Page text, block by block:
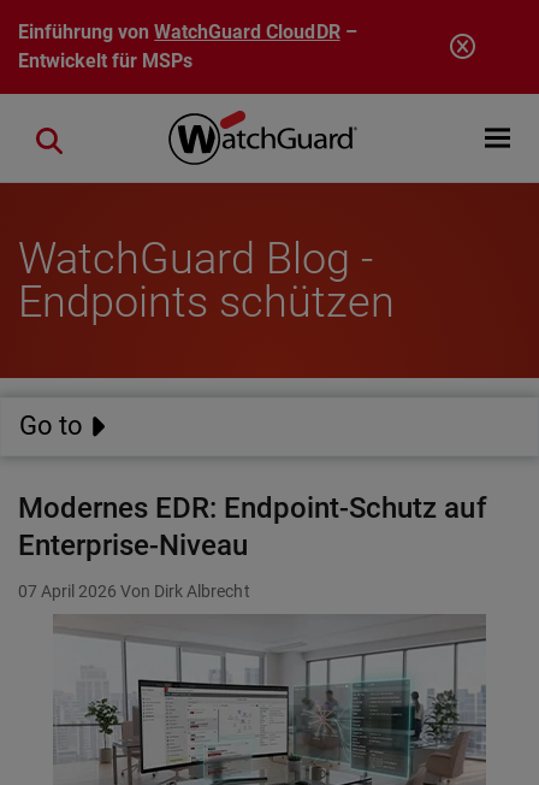
Direkt zum Inhalt
Einführung vonWatchGuard CloudDR–
Entwickelt für MSPs
Open
Close search
WatchGuard Blog -
Endpoints schützen
Go to
Modernes EDR: Endpoint-Schutz auf
Enterprise-Niveau
07 April 2026 Von Dirk Albrecht